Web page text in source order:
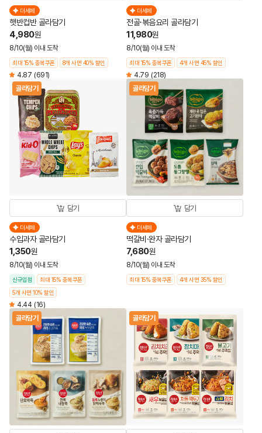
더세페
햇반컵반 골라담기
4,980원
8/10(월) 이내 도착
최대 15% 중복쿠폰 8개 사면 40% 할인
4.87 (691)
더세페
전골·볶음요리 골라담기
11,980원
8/10(월) 이내 도착
최대 15% 중복쿠폰 4개 사면 45% 할인
4.79 (218)
골라담기
담기
더세페
수입과자 골라담기
1,350원
8/10(월) 이내 도착
신규입점
최대 15% 중복쿠폰
5개 사면 10% 할인
4.44 (16)
골라담기
담기
더세페
떡갈비·완자 골라담기
7,680원
8/10(월) 이내 도착
최대 15% 중복쿠폰 4개 사면 35% 할인
골라담기 골라담기